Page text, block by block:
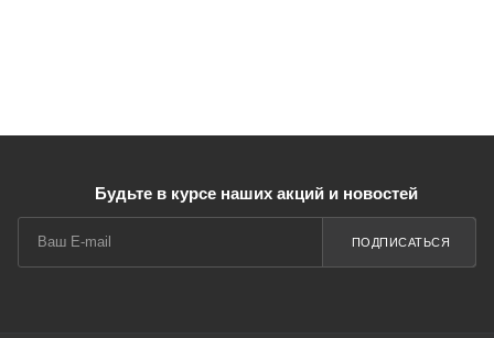
Будьте в курсе наших акций и новостей
ПОДПИСАТЬСЯ